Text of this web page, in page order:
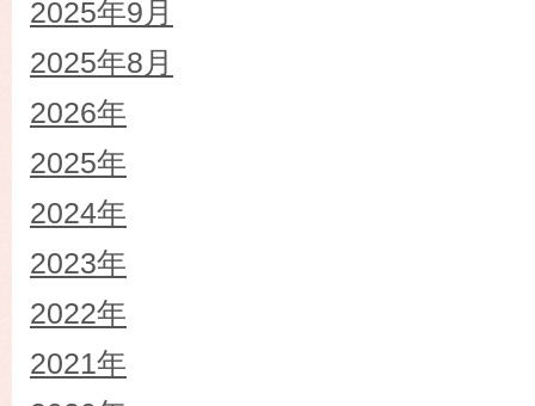
2025年9月
2025年8月
2026年
2025年
2024年
2023年
2022年
2021年